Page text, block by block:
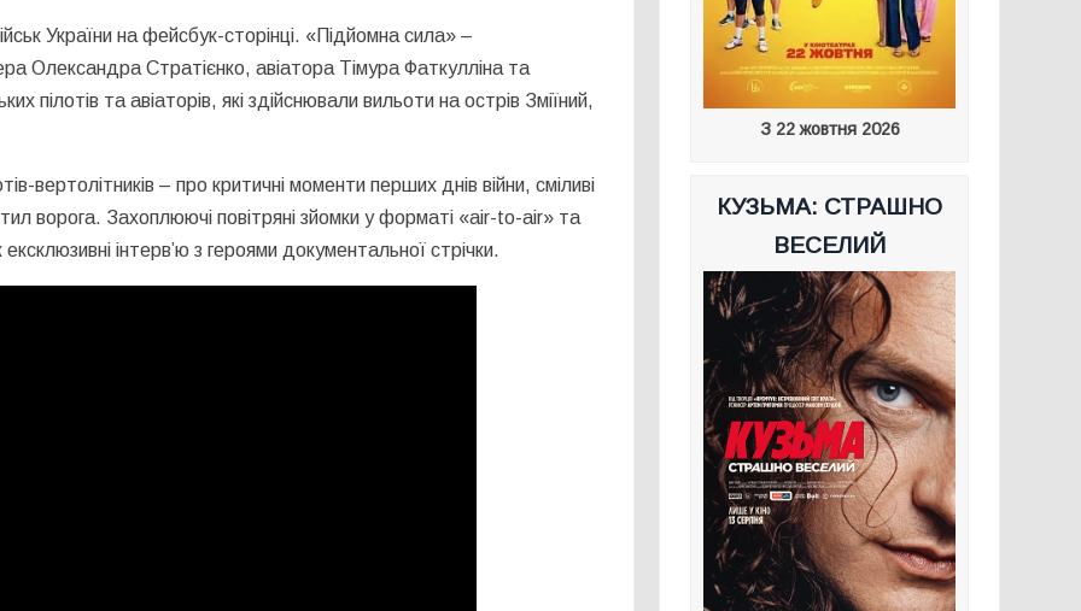
України на фейсбук-сторінці. «Підйомна сила» –
Олександра Стратієнко, авіатора Тімура Фаткулліна та
пілотів та авіаторів, які здійснювали вильоти на острів Зміїний,
вертолітників – про критичні моменти перших днів війни, сміливі
ворога. Захоплюючі повітряні зйомки у форматі «air-to-air» та
інтерв’ю з героями документальної стрічки.
З 22 жовтня 2026
КУЗЬМА: СТРАШНО
ВЕСЕЛИЙ